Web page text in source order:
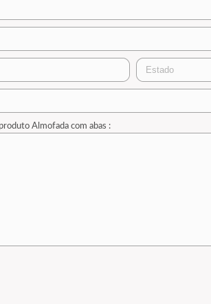
Almofada com abas :